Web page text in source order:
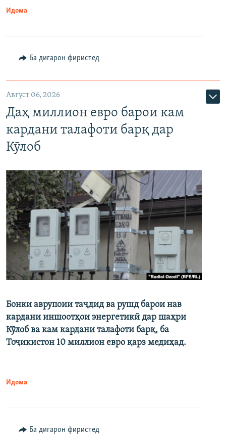
Идома
Ба дигарон фиристед
Август 06, 2026
Даҳ миллион евро барои кам
кардани талафоти барқ дар
Кӯлоб
Бонки аврупоии таҷдид ва рушд барои нав
кардани иншоотҳои энергетикӣ дар шаҳри
Кӯлоб ва кам кардани талафоти барқ, ба
Тоҷикистон 10 миллион евро қарз медиҳад.
Идома
Ба дигарон фиристед